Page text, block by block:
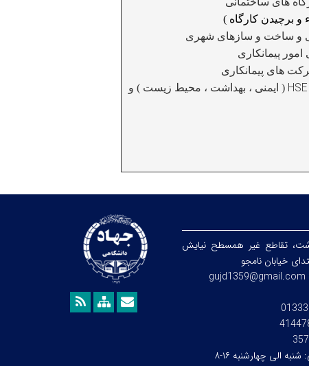
و برچیدن کارگاه )
و ساخت و سازهای شهری
پیمانکاری
های پیمانکاری
( ایمنی ، بهداشت ، محیط زیست ) و
تقاطع غیر همسطح نیایش
خیابان نامجو
gujd1359@gmail.com
شنبه الی چهارشنبه ۱۶-۸